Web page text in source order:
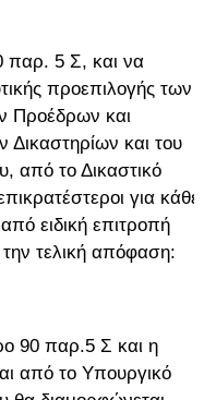
παρ. 5 Σ, και να
προεπιλογής των
Προέδρων και
και του
από το Δικαστικό
για κάθε
ειδική επιτροπή
τελική απόφαση:
90 παρ.5 Σ και η
από το Υπουργικό